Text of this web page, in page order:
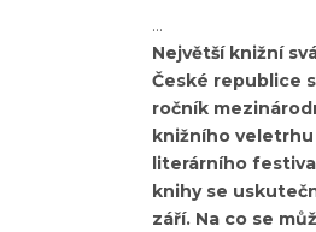
Největší knižní
České republice
ročník
knižního veletrhu
literárního
knihy se
září. Na co se